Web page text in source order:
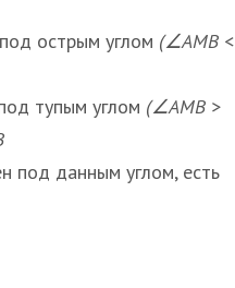
острым углом (∠AMB <
тупым углом (∠AMB >
под данным углом, есть